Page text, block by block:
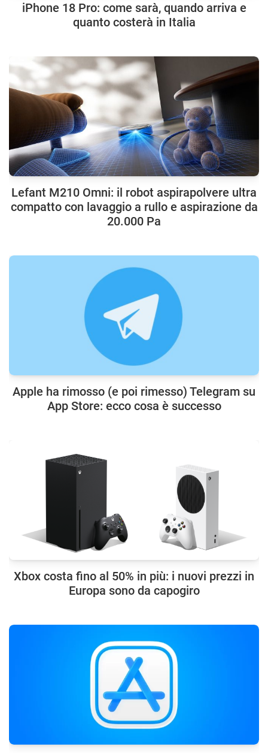
iPhone 18 Pro: come sarà, quando arriva e
quanto costerà in Italia
Lefant M210 Omni: il robot aspirapolvere ultra
compatto con lavaggio a rullo e aspirazione da
20.000 Pa
Apple ha rimosso (e poi rimesso) Telegram su
App Store: ecco cosa è successo
Xbox costa fino al 50% in più: i nuovi prezzi in
Europa sono da capogiro